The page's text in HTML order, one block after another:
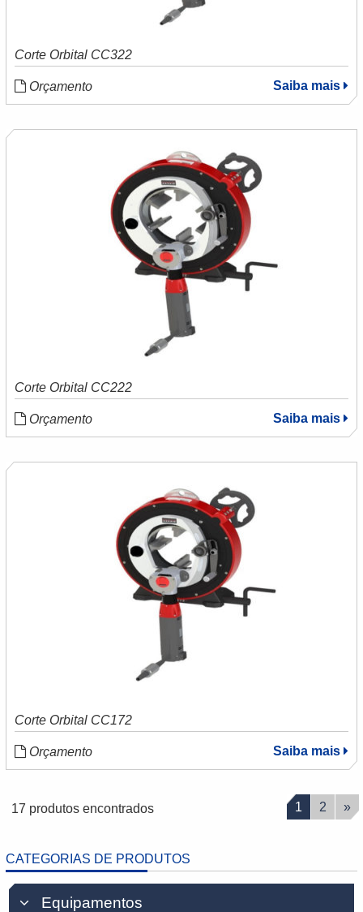
CATEGORIAS DE PRODUTOS
Equipamentos
Corte Orbital CC322
Orçamento Saiba mais
Corte Orbital CC222
Orçamento Saiba mais
Corte Orbital CC172
Orçamento Saiba mais
17 produtos encontrados 1 2 »